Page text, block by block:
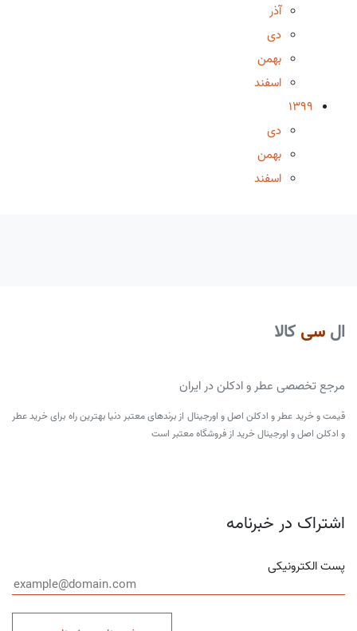
آذر
دی
بهمن
اسفند
1399
دی
بهمن
اسفند
ال سی کالا
مرجع تخصصی عطر و ادکلن در ایران
قیمت و خرید عطر و ادکلن اصل و اورجینال از برندهای معتبر دنیا بهترین راه برای خرید عطر
و ادکلن اصل و اورجینال خرید از فروشگاه معتبر است
اشتراک در خبرنامه
پست الکترونیکی